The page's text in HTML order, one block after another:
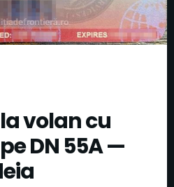
volan cu
DN 55A —